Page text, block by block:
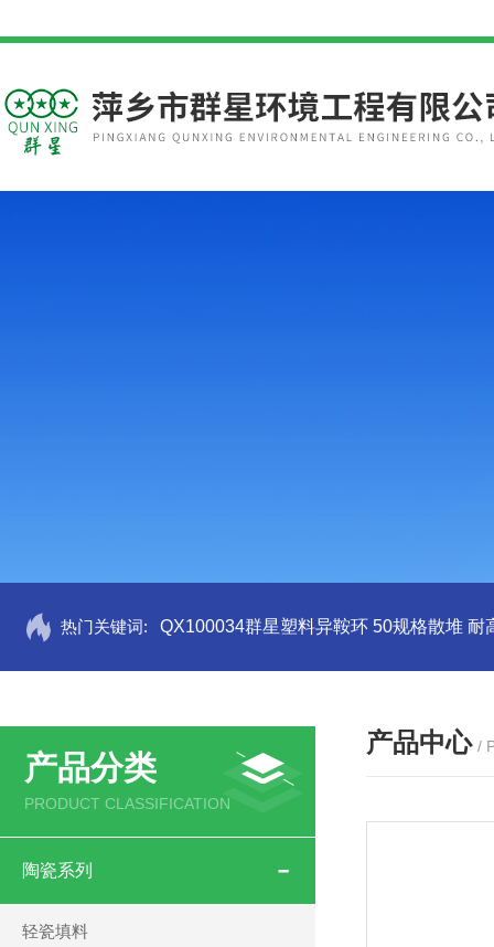
热门关键词: QX100034群星塑料异鞍环 50规格散堆 耐
产品分类
PRODUCT CLASSIFICATION
陶瓷系列
轻瓷填料
产品中心 /